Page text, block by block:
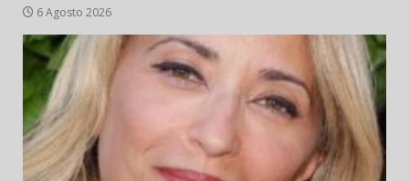
6 Agosto 2026